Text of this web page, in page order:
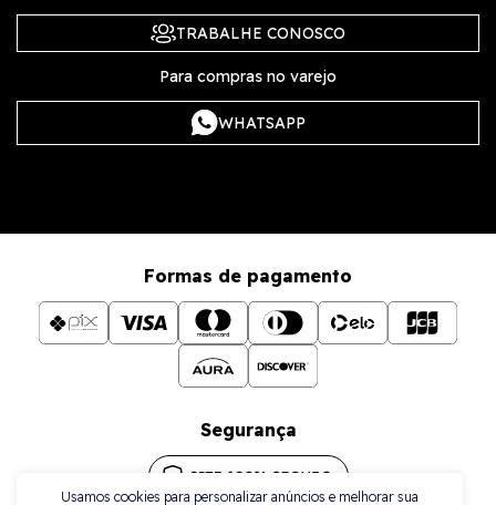
Usamos cookies para personalizar anúncios e melhorar sua
TRABALHE CONOSCO
Para compras no varejo
WHATSAPP
Formas de pagamento
Segurança